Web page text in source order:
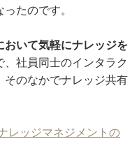
たのです。
おいて気軽にナレッジを
、社員同士のインタラク
そのなかでナレッジ共有
レッジマネジメントの